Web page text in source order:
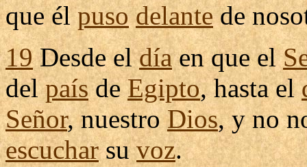
que élpuso delantede
19Desde eldíaen que el
delpaísdeEgipto, hasta el
Señor, nuestroDios, y no
escucharsuvoz.